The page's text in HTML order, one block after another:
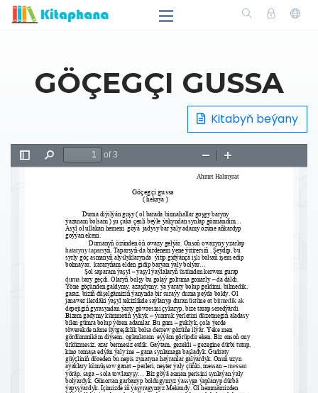
GÖÇEGÇI GUSSA
Kitabyň beýany